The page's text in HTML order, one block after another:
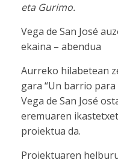
eta Gurimo.
Vega de San José
ekaina – abendua
Aurreko hilabetean
gara “Un barrio
Vega de San José
eremuaren
proiektua da.
Proiektuaren